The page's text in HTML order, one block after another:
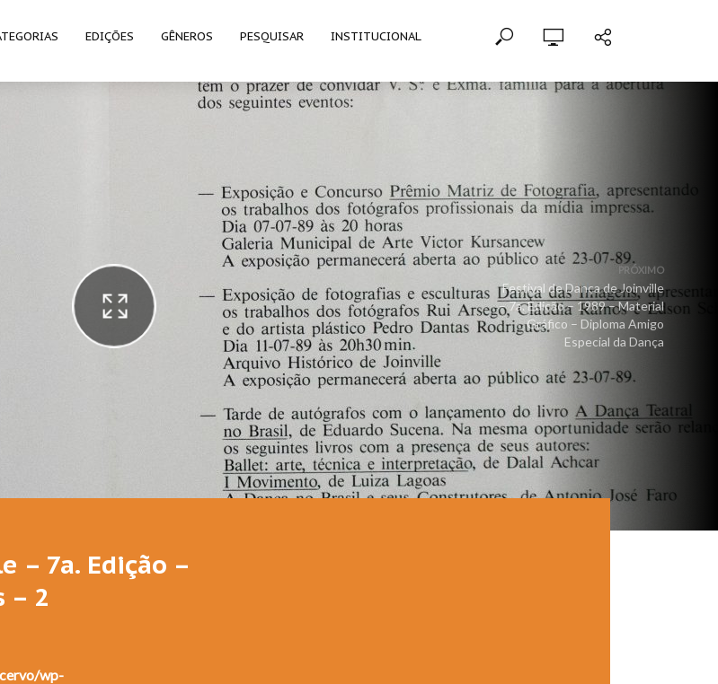
EDIÇÕES GÊNEROS PESQUISAR INSTITUCIONAL
PRÓXIMO
Festival de Dança de Joinville
– 7a. Edição – 1989 – Material
Gráfico – Diploma Amigo
Especial da Dança
– 7a. Edição –
– 2
wp-